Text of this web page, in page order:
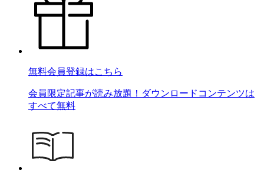
無料会員登録はこちら
会員限定記事が読み放題！ダウンロードコンテンツは
すべて無料